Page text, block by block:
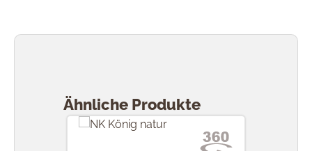
Ähnliche Produkte